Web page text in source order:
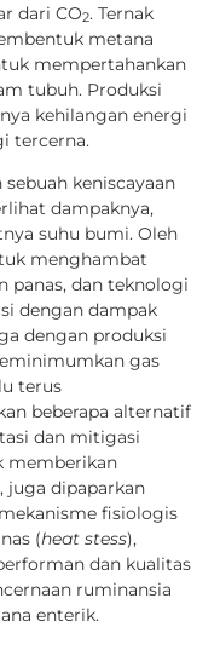
dari CO2. Ternak
metana
mempertahankan
tubuh. Produksi
kehilangan energi
tercerna.
keniscayaan
dampaknya,
suhu bumi. Oleh
menghambat
panas, dan teknologi
dengan dampak
dengan produksi
gas
terus
beberapa alternatif
dan mitigasi
memberikan
juga dipaparkan
fisiologis
(heat stess),
dan kualitas
ruminansia
enterik.